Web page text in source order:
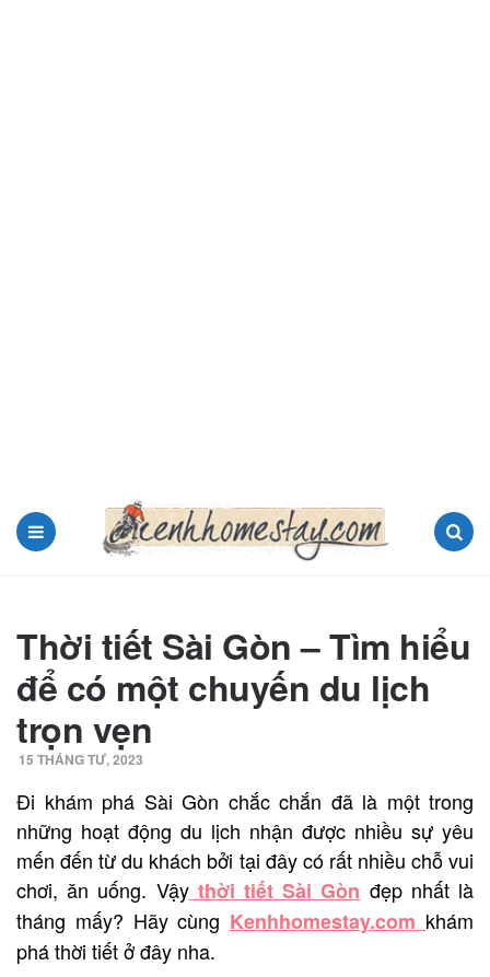
Thời tiết Sài Gòn – Tìm hiểu
để có một chuyến du lịch
trọn vẹn
15 THÁNG TƯ, 2023
Đi khám phá Sài Gòn chắc chắn đã là một trong
những hoạt động du lịch nhận được nhiều sự yêu
mến đến từ du khách bởi tại đây có rất nhiều chỗ vui
chơi, ăn uống. Vậythời tiết Sài Gòn đẹp nhất là
tháng mấy? Hãy cùng Kenhhomestay.com khám
phá thời tiết ở đây nha.